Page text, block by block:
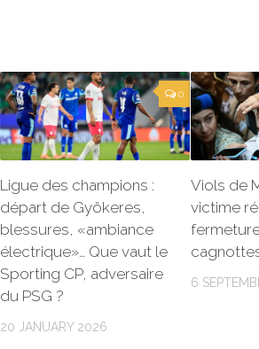
0
Ligue des champions :
départ de Gyökeres,
blessures, «ambiance
électrique»… Que vaut le
Sporting CP, adversaire
du PSG ?
20 JANUARY 2026
Viols de
victime
6